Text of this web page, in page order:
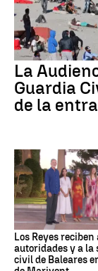
La
Guardia
de la
Los Reyes reciben
autoridades y a la
civil de Baleares